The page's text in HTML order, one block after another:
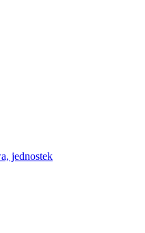
jednostek